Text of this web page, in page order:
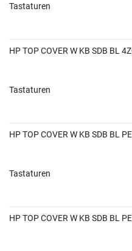
Tastaturen
HP TOP COVER W KB SDB BL
Tastaturen
HP TOP COVER W KB SDB BL
Tastaturen
HP TOP COVER W KB SDB BL